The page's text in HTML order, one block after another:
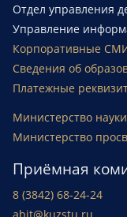
Отдел управления
Управление
Корпоративные
Сведения об
Платежные
Министерство
Министерство
Приёмная
8 (3842) 68-24-24